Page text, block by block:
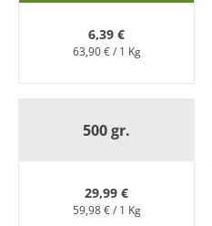
6,39 €
63,90 € / 1 Kg
500 gr.
29,99 €
59,98 € / 1 Kg